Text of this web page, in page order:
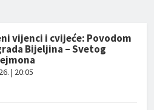
vijenci i cvijeće: Povodom
Bijeljina – Svetog
| 20:05